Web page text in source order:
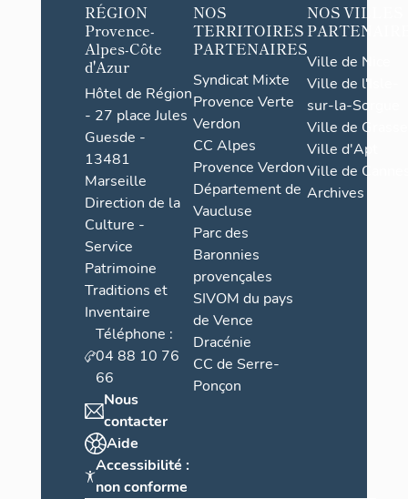
RÉGION
Provence-
Alpes-Côte
d'Azur
Hôtel de Région
- 27 place Jules
Guesde -
13481
Marseille
Direction de la
Culture -
Service
Patrimoine
Traditions et
Inventaire
Téléphone :
04 88 10 76
66
Nous
contacter
Aide
Accessibilité :
non conforme
NOS
TERRITOIRES
PARTENAIRES
Syndicat Mixte
Provence Verte
Verdon
CC Alpes
Provence Verdon
Département de
Vaucluse
Parc des
Baronnies
provençales
SIVOM du pays
de Vence
Dracénie
CC de Serre-
Ponçon
NOS VILLES
Ville de Nice
Ville de l'Isle-
sur-la-Sorgue
Ville de Grasse
Ville d'Apt
Ville de
Archives